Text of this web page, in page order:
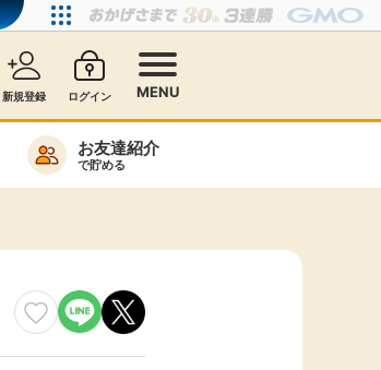
新規登録 ログイン MENU
特集一覧
ヘルプセンター
お友達紹介
で貯める